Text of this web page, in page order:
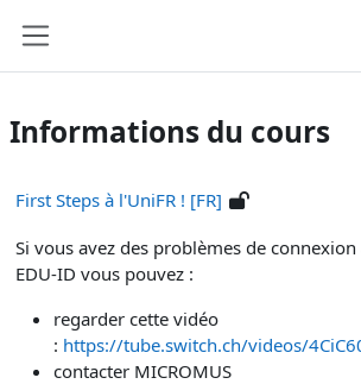
Informations du cours
First Steps à l'UniFR ! [FR]
Si vous avez des problèmes de
EDU-ID vous pouvez :
regarder cette vidéo
: https://tube.switch.ch/videos/
contacter MICROMUS